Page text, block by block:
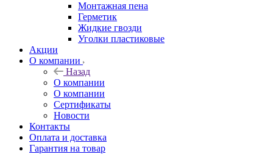
Монтажная пена
Герметик
Жидкие гвозди
Уголки пластиковые
Акции
О компании
Назад
О компании
О компании
Сертификаты
Новости
Контакты
Оплата и доставка
Гарантия на товар